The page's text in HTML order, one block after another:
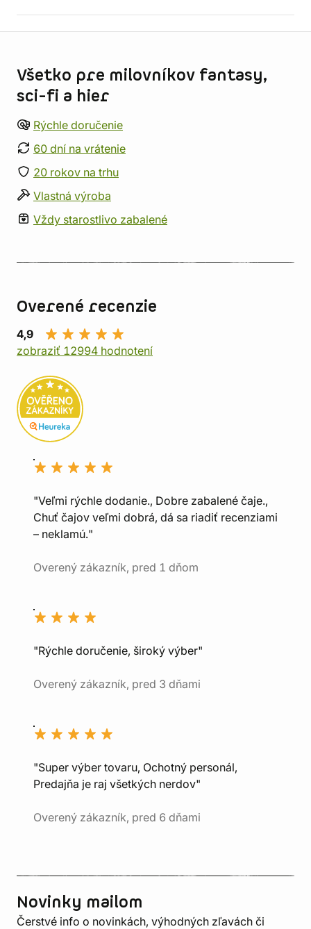
Všetko pre milovníkov fantasy,
sci-fi a hier
Rýchle doručenie
60 dní na vrátenie
20 rokov na trhu
Vlastná výroba
Vždy starostlivo zabalené
Overené recenzie
4,9
zobraziť 12994 hodnotení
"Veľmi rýchle dodanie., Dobre zabalené čaje.,
Chuť čajov veľmi dobrá, dá sa riadiť recenziami
– neklamú."
Overený zákazník, pred 1 dňom
"Rýchle doručenie, široký výber"
Overený zákazník, pred 3 dňami
"Super výber tovaru, Ochotný personál,
Predajňa je raj všetkých nerdov"
Overený zákazník, pred 6 dňami
Novinky mailom
Čerstvé info o novinkách, výhodných zľavách či